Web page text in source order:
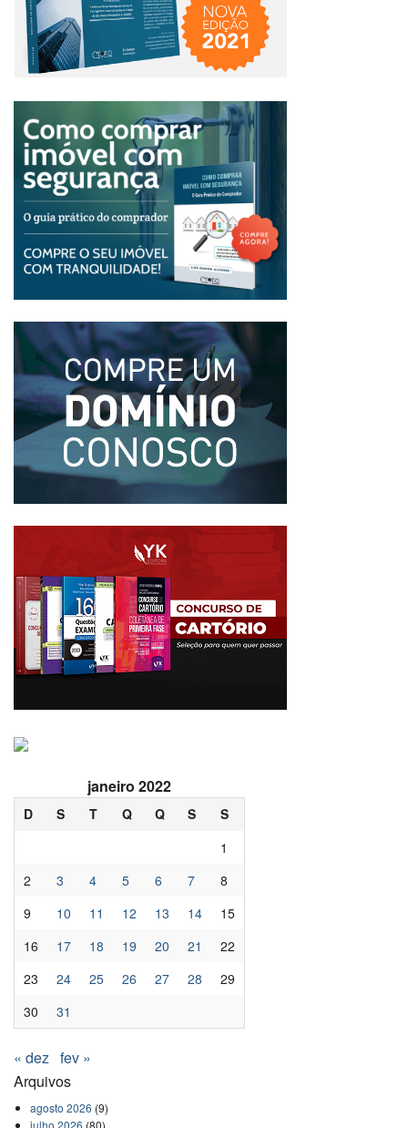
janeiro 2022
D S T Q Q S
S
1
2
3 4 5 6 7
8
9
10 11 12 13 14
15
16
17 18 19 20 21
22
23
24 25 26 27 28
29
30
31
« dez fev »
Arquivos
agosto 2026 (9)